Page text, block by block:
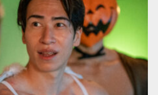
天使(縦型写真)
Update: 2023.02.11
ィンのマッチョ その他
AKIHITO(細マッチョ)
SOSUKE
大胸筋 姫路 (兵庫)
ロード